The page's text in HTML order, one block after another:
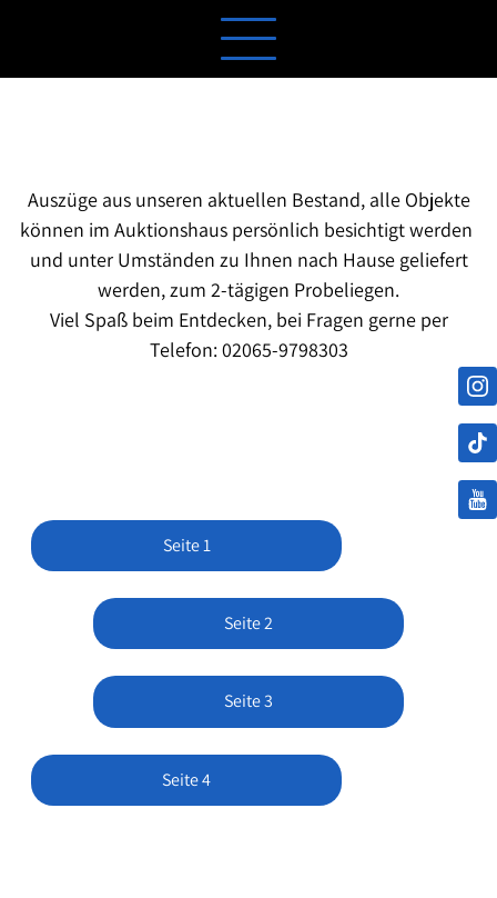
Auszüge aus unseren aktuellen Bestand, alle Objekte
können im Auktionshaus persönlich besichtigt werden
und unter Umständen zu Ihnen nach Hause geliefert
werden, zum 2-tägigen Probeliegen.
Viel Spaß beim Entdecken, bei Fragen gerne per
Telefon: 02065-9798303
Seite 1
Seite 2
Seite 3
Seite 4